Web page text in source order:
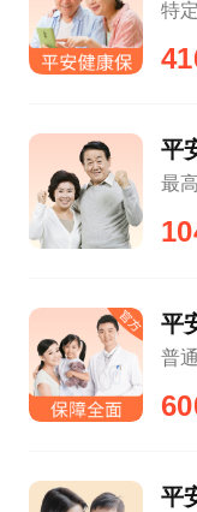
平
最
平
普
平